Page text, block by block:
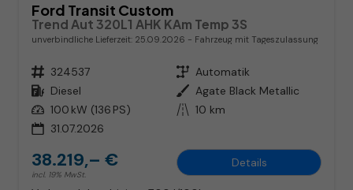
Ford Transit Custom
Trend Aut 320L1 AHK KAm Temp 3S
unverbindliche Lieferzeit: 25.09.2026 Fahrzeug mit Tageszulassung
Fahrzeugnr. 324537 Getriebe Automatik
Kraftstoff Diesel Außenfarbe Agate Black Metallic
Leistung 100 kW (136 PS) Kilometerstand 10 km
31.07.2026
38.219,– €
incl. 19% MwSt.
Details